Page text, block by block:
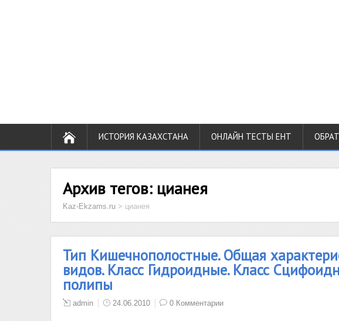
ИСТОРИЯ КАЗАХСТАНА ОНЛАЙН ТЕСТЫ ЕНТ
Архив тегов: цианея
Kaz-Ekzams.ru > цианея
Тип Кишечнополостные. Общая
видов. Класс Гидроидные. Класс
полипы
admin 24.06.2010 0 Комментарии